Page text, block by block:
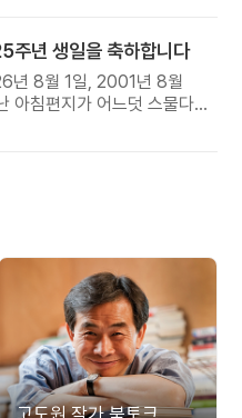
주년 생일을 축하합니다
년 8월 1일, 2001년 8월
아침편지가 어느덧 스물다섯